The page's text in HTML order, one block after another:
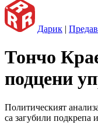
Дарик |
Тончо
подцени
Политическият
са загубили подкрепа